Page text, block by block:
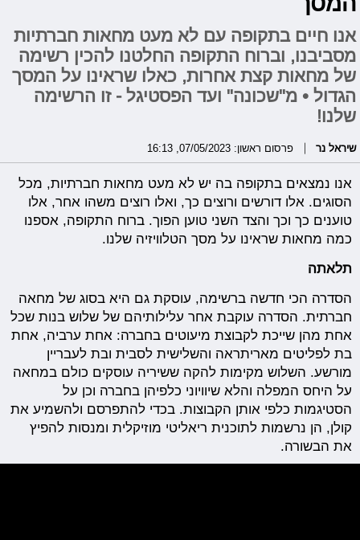
אנו חיים בתקופה עם לא מעט מחאות חברתיות
מסביבנו, וברוח התקופה החלטנו להכין רשימה
של מחאות קצת אחרות, כאלו שראינו על המסך
הגדול • מ"שכונה" ועד הפסטיגל - זו הרשימה
שלנו!
שיראל נר פרסום ראשון: 07/05/2023, 16:13
אנו נמצאים בתקופה בה יש לא מעט מחאות חברתיות, מכל
הסוגים. אלו דורשים ורוצים כך, ואלו רוצים משהו אחר, אלו
טוענים כך וכך והצד השני טוען הפוך. ברוח התקופה, אספנו
כמה מחאות שראינו על מסך הטלוויזיה שלנו.
תלאתה
הסדרה הכי חדשה ברשימה, עוסקת גם היא בסוג של מחאה
חברתית. הסדרה עוקבת אחר עלילותיהם של שלוש בנות שכל
אחת מהן שייכת לקבוצת מיעוטים בחברה: אחת ערביה, אחת
בת לפליטים מאריתראה והשלישית לסבית ובת לעבריין
מורשע. השלוש מקימות להקה ששיריה עוסקים כולם במחאה
על היחס המפלה והלא שיוויוני כלפיהן בחברה וכן על
הסטיגמות כלפי אותן הקבוצות. בכדי להתפרסם ולהשמיע את
קולן, הן נרשמות לתוכנית ריאליטי מוזיקלית ומנסות להפיץ
את הבשורה.